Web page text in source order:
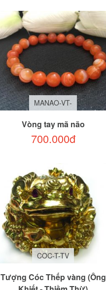
MANAO-VT-
Vòng tay mã não
700.000đ
COC-T-TV
Tượng Cóc Thếp vàng (Ông